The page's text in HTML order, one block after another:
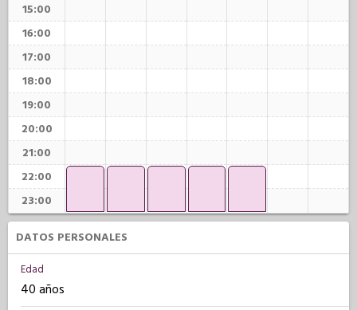
15:00
16:00
17:00
18:00
19:00
20:00
21:00
22:00
23:00
DATOS PERSONALES
Edad
40 años